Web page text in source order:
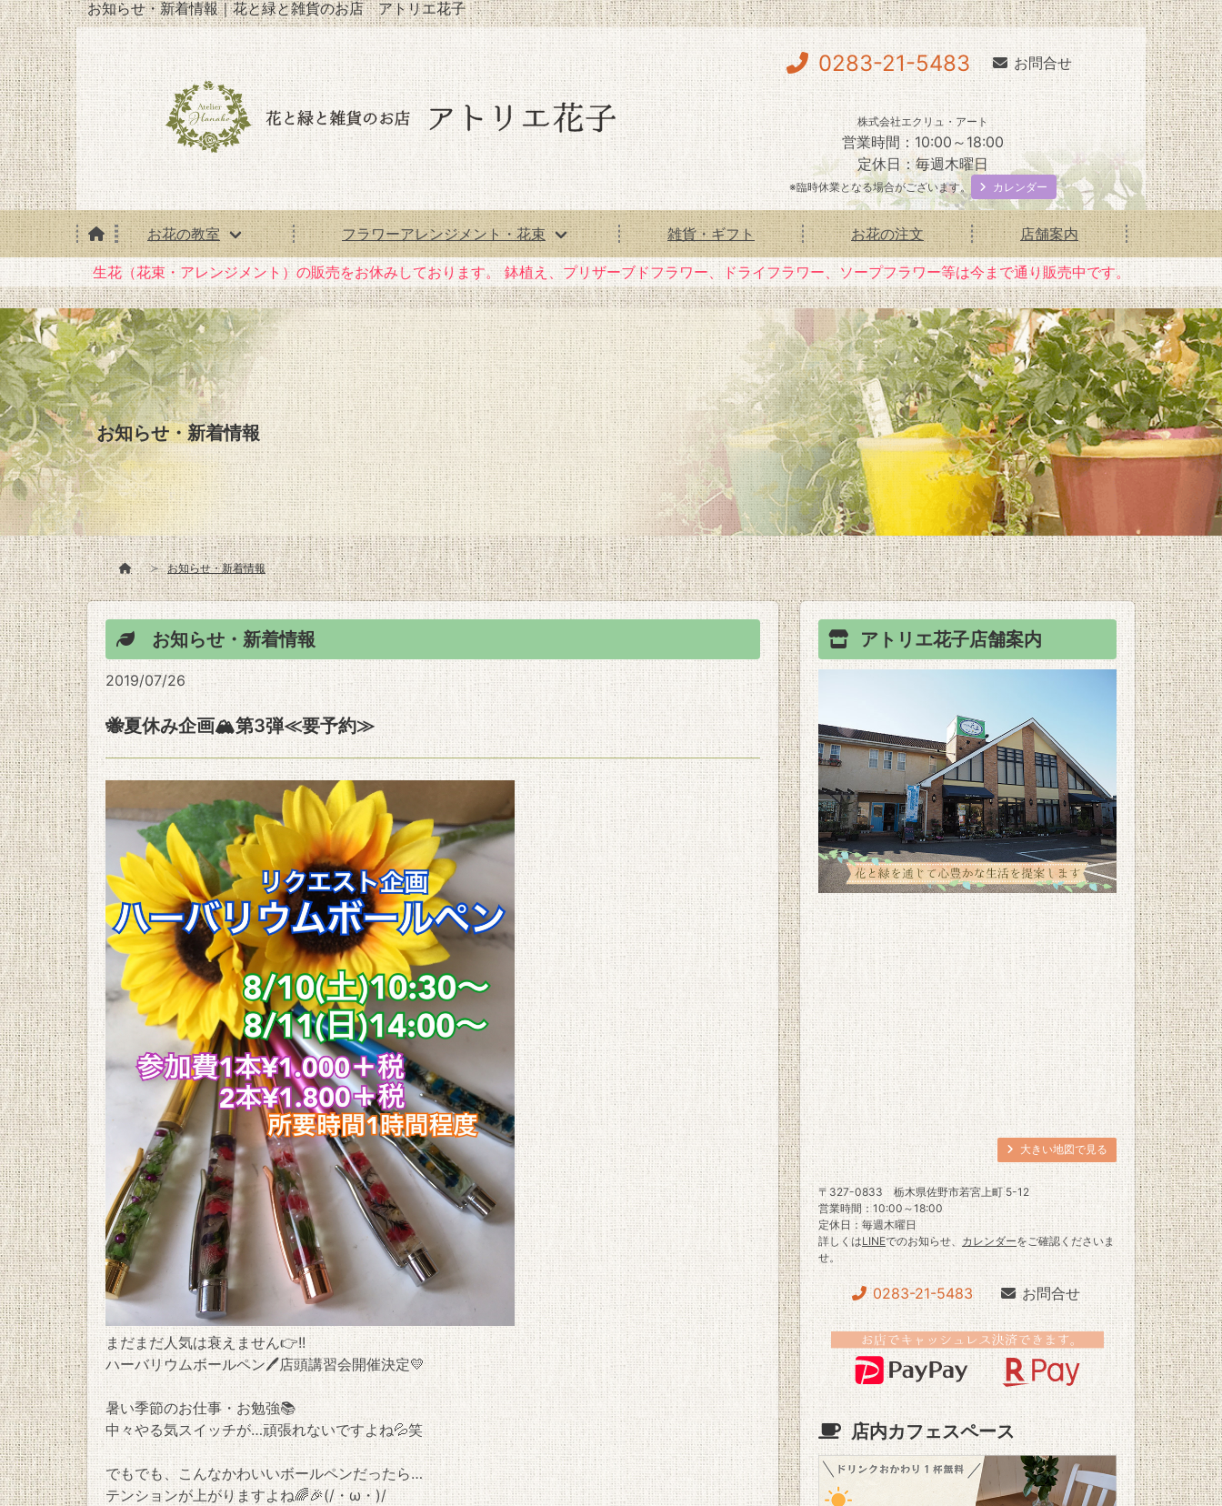
お知らせ・新着情報｜花と緑と雑貨のお店 アトリエ花子
0283-21-5483 お問合せ
株式会社エクリュ・アート
営業時間：10:00～18:00
定休日：毎週木曜日
※臨時休業となる場合がございます。 カレンダー
お花の教室 フラワーアレンジメント・花束 雑貨・ギフト お花の注文 店舗案内
生花（花束・アレンジメント）の販売をお休みしております。鉢植え、プリザーブドフラワー、ドライフラワー、ソープフラワー等は今まで通り販売中です。
お知らせ・新着情報
お知らせ・新着情報
お知らせ・新着情報
2019/07/26
🐝夏休み企画🏔第3弾≪要予約≫
まだまだ人気は衰えません👉!!
ハーバリウムボールペン🖊店頭講習会開催決定💛
暑い季節のお仕事・お勉強📚
中々やる気スイッチが…頑張れないですよね💦笑
でもでも、こんなかわいいボールペンだったら…
テンションが上がりますよね🌈🎉(/・ω・)/
アトリエ花子店舗案内
大きい地図で見る
〒327-0833
栃木県佐野市若宮上町 5-12
営業時間：10:00～18:00
定休日：毎週木曜日
詳しくはLINEでのお知らせ、 カレンダーをご確認くださいま
せ。
0283-21-5483 お問合せ
店内カフェスペース